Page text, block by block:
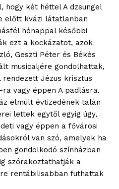
két héttel A dzsungel
előtt kvázi látatlanban
hónappal későbbi
ezt a kockázatot, azok
Geszti Péter és Békés
musicaljére gondolhattak,
rendezett Jézus krisztus
vagy éppen A padlásra.
elmúlt évtizedének talán
lettek egytől egyig úgy,
vagy éppen a fővárosi
van szó, amelyek ha
gondolkodó színházban
szórakoztathatják a
rentábilisabban futhattak